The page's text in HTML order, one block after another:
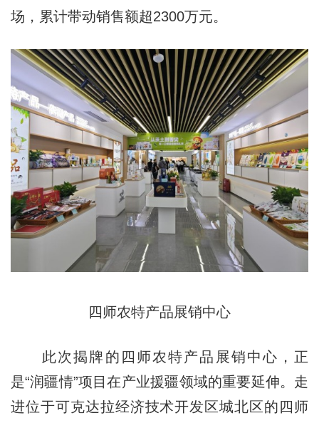
场，累计带动销售额超2300万元。
四师农特产品展销中心
此次揭牌的四师农特产品展销中心，正
是“润疆情”项目在产业援疆领域的重要延伸。走
进位于可克达拉经济技术开发区城北区的四师